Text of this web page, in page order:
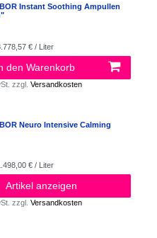
Instant Soothing Ampullen
€ / Liter
den Warenkorb
zzgl.Versandkosten
Neuro Intensive Calming
€ / Liter
Artikel anzeigen
zzgl.Versandkosten